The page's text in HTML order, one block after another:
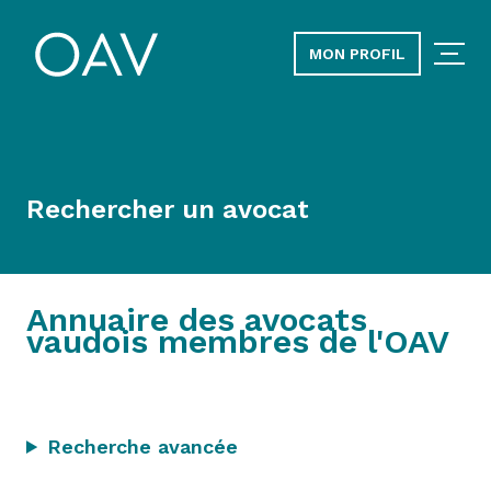
MON PROFIL
Rechercher un avocat
Annuaire des avocats
vaudois membres de l'OAV
Recherche avancée